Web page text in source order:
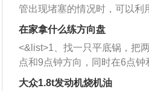
管出现堵塞的情况时，可以利
者是细棍，直接将杂物给取出
堵塞情况比较严重，也可以采
施。 <&list>2、直接利用木棍
杂物推到排气管里面的位置处
三元催化器拆解开，就可以将
在家拿什么练方向盘
<&list>1、找一只平底锅，把
点和9点钟方向，同时在6点钟
方向做一个标记。 <&list>2、
大众1.8t发动机烧机油